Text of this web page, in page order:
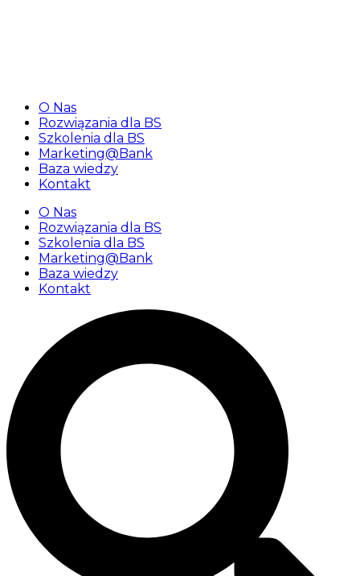
O Nas
Rozwiązania dla BS
Szkolenia dla BS
Marketing@Bank
Baza wiedzy
Kontakt
O Nas
Rozwiązania dla BS
Szkolenia dla BS
Marketing@Bank
Baza wiedzy
Kontakt